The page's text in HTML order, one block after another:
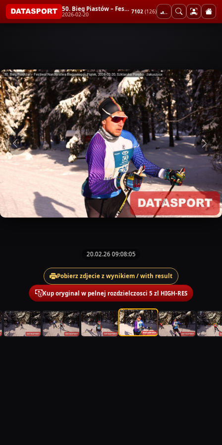
50. Bieg Piastów – Festiwal Narciarstwa Biegowego - Piątek
2026-02-20 7102 (126)
20.02.26 09:08:05
Pobierz zdjecie z wynikiem / with result
Kup oryginal w pelnej rozdzielczosci 5 zl HIGH-RES